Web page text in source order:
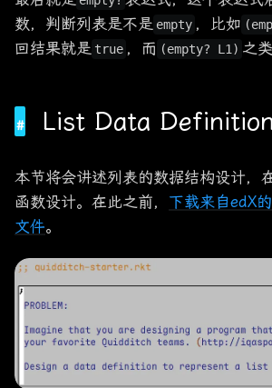
数，判断列表是不是 empty ，比如
回结果就是 true ，而 (empty? L1) 之
List Data Definition
本节将会讲述列表的数据结构设计，
函数设计。在此之前， 下载来自edX
文件。